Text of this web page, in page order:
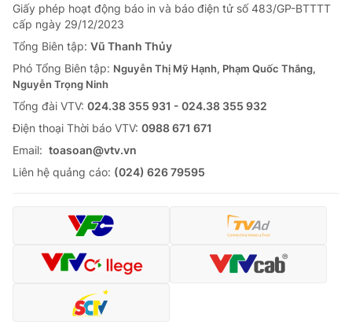
Giấy phép hoạt động báo in và báo điện tử số 483/GP-BTTTT
cấp ngày 29/12/2023
Tổng Biên tập: Vũ Thanh Thủy
Phó Tổng Biên tập: Nguyễn Thị Mỹ Hạnh, Phạm Quốc Thắng,
Nguyễn Trọng Ninh
Tổng đài VTV: 024.38 355 931 - 024.38 355 932
Ðiện thoại Thời báo VTV: 0988 671 671
Email: toasoan@vtv.vn
Liên hệ quảng cáo: (024) 626 79595